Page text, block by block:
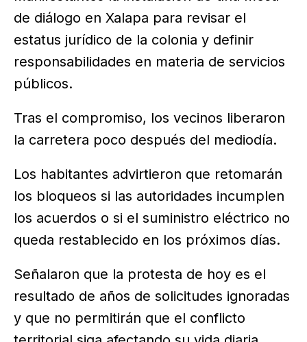
de diálogo en Xalapa para revisar el
estatus jurídico de la colonia y definir
responsabilidades en materia de servicios
públicos.
Tras el compromiso, los vecinos liberaron
la carretera poco después del mediodía.
Los habitantes advirtieron que retomarán
los bloqueos si las autoridades incumplen
los acuerdos o si el suministro eléctrico no
queda restablecido en los próximos días.
Señalaron que la protesta de hoy es el
resultado de años de solicitudes ignoradas
y que no permitirán que el conflicto